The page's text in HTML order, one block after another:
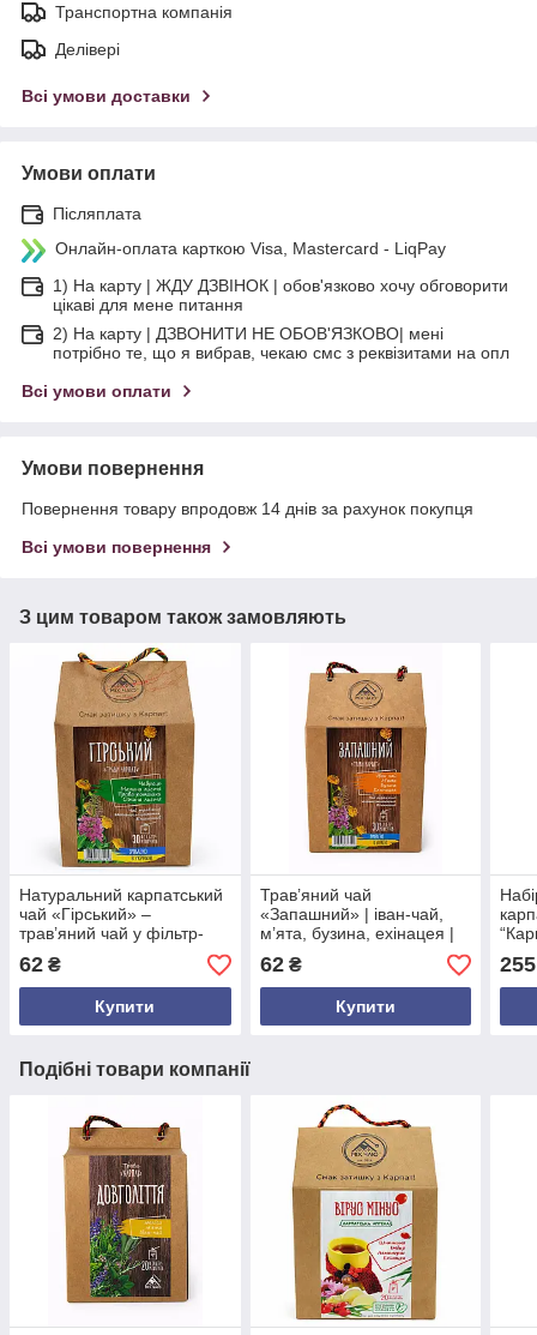
Транспортна компанія
Делівері
Всі умови доставки
Умови оплати
Післяплата
Онлайн-оплата карткою Visa, Mastercard - LiqPay
1) На карту | ЖДУ ДЗВІНОК | обов'язково хочу обговорити
цікаві для мене питання
2) На карту | ДЗВОНИТИ НЕ ОБОВ'ЯЗКОВО| мені
потрібно те, що я вибрав, чекаю смс з реквізитами на опл
Всі умови оплати
Умови повернення
Повернення товару впродовж 14 днів за рахунок покупця
Всі умови повернення
З цим товаром також замовляють
Натуральний карпатський
чай «Гірський» –
трав’яний чай у фільтр-
62 ₴
Купити
Трав’яний чай
«Запашний» | іван-чай,
м’ята, бузина, ехінацея |
62₴
Купити
255
Подібні товари компанії